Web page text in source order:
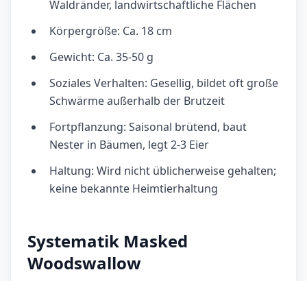
Waldränder, landwirtschaftliche Flächen
Körpergröße: Ca. 18 cm
Gewicht: Ca. 35-50 g
Soziales Verhalten: Gesellig, bildet oft große
Schwärme außerhalb der Brutzeit
Fortpflanzung: Saisonal brütend, baut
Nester in Bäumen, legt 2-3 Eier
Haltung: Wird nicht üblicherweise gehalten;
keine bekannte Heimtierhaltung
Systematik Masked
Woodswallow